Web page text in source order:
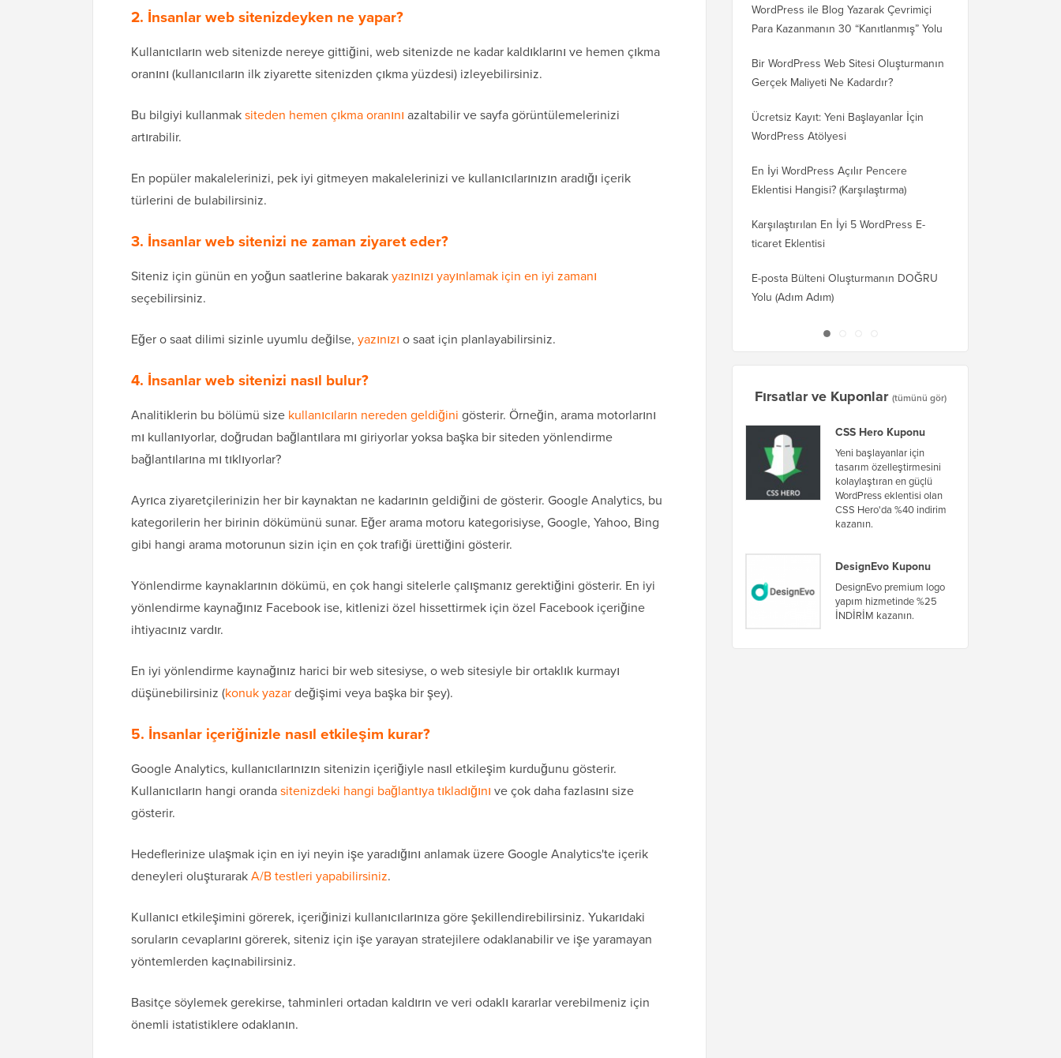
2. İnsanlar web sitenizdeyken ne yapar?
Kullanıcıların web sitenizde nereye gittiğini, web sitenizde ne kadar kaldıklarını ve hemen çıkma
oranını (kullanıcıların ilk ziyarette sitenizden çıkma yüzdesi) izleyebilirsiniz.
Bu bilgiyi kullanmaksiteden hemen çıkma oranını azaltabilir ve sayfa görüntülemelerinizi
artırabilir.
En popüler makalelerinizi, pek iyi gitmeyen makalelerinizi ve kullanıcılarınızın aradığı içerik
türlerini de bulabilirsiniz.
3. İnsanlar web sitenizi ne zaman ziyaret eder?
Siteniz için günün en yoğun saatlerine bakarakyazınızı yayınlamak için en iyi zamanı
seçebilirsiniz.
Eğer o saat dilimi sizinle uyumlu değilse, yazınızı o saat için planlayabilirsiniz.
4. İnsanlar web sitenizi nasıl bulur?
Analitiklerin bu bölümü size kullanıcıların nereden geldiğini gösterir. Örneğin, arama motorlarını
mı kullanıyorlar, doğrudan bağlantılara mı giriyorlar yoksa başka bir siteden yönlendirme
bağlantılarına mı tıklıyorlar?
Ayrıca ziyaretçilerinizin her bir kaynaktan ne kadarının geldiğini de gösterir. Google Analytics, bu
kategorilerin her birinin dökümünü sunar. Eğer arama motoru kategorisiyse, Google, Yahoo, Bing
gibi hangi arama motorunun sizin için en çok trafiği ürettiğini gösterir.
Yönlendirme kaynaklarının dökümü, en çok hangi sitelerle çalışmanız gerektiğini gösterir. En iyi
yönlendirme kaynağınız Facebook ise, kitlenizi özel hissettirmek için özel Facebook içeriğine
ihtiyacınız vardır.
En iyi yönlendirme kaynağınız harici bir web sitesiyse, o web sitesiyle bir ortaklık kurmayı
düşünebilirsiniz (konuk yazardeğişimi veya başka bir şey).
5. İnsanlar içeriğinizle nasıl etkileşim kurar?
Google Analytics, kullanıcılarınızın sitenizin içeriğiyle nasıl etkileşim kurduğunu gösterir.
Kullanıcıların hangi orandasitenizdeki hangi bağlantıya tıkladığını ve çok daha fazlasını size
gösterir.
Hedeflerinize ulaşmak için en iyi neyin işe yaradığını anlamak üzere Google Analytics'te içerik
deneyleri oluşturarakA/B testleri yapabilirsiniz.
Kullanıcı etkileşimini görerek, içeriğinizi kullanıcılarınıza göre şekillendirebilirsiniz. Yukarıdaki
soruların cevaplarını görerek, siteniz için işe yarayan stratejilere odaklanabilir ve işe yaramayan
yöntemlerden kaçınabilirsiniz.
Basitçe söylemek gerekirse, tahminleri ortadan kaldırın ve veri odaklı kararlar verebilmeniz için
önemli istatistiklere odaklanın.
WordPress ile Blog Yazarak Çevrimiçi
Para Kazanmanın 30 “Kanıtlanmış” Yolu
Bir WordPress Web Sitesi Oluşturmanın
Gerçek Maliyeti Ne Kadardır?
Ücretsiz Kayıt: Yeni Başlayanlar İçin
WordPress Atölyesi
En İyi WordPress Açılır Pencere
Eklentisi Hangisi? (Karşılaştırma)
Karşılaştırılan En İyi 5 WordPress E-
ticaret Eklentisi
E-posta Bülteni Oluşturmanın DOĞRU
Yolu (Adım Adım)
Fırsatlar ve Kuponlar (tümünü gör)
CSS Hero Kuponu
Yeni başlayanlar için
tasarım özelleştirmesini
kolaylaştıran en güçlü
WordPress eklentisi olan
CSS Hero'da %40 indirim
kazanın.
DesignEvo Kuponu
DesignEvo premium logo
yapım hizmetinde %25
İNDİRİM kazanın.